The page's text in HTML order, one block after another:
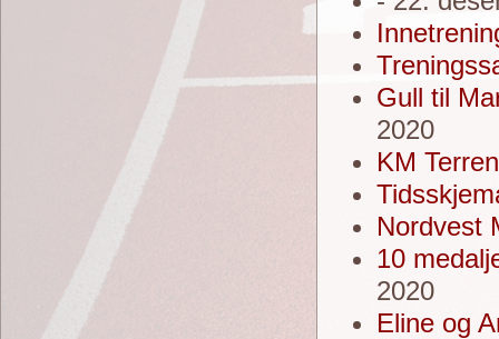
Gull til
2020
KM
Nordvest
10
2020
Eline og